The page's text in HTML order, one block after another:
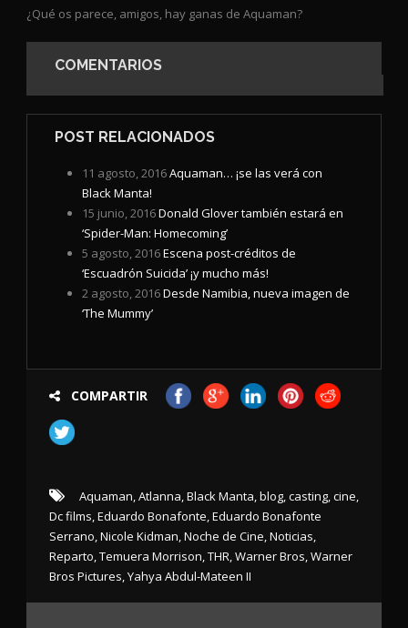
¿Qué os parece, amigos, hay ganas de Aquaman?
COMENTARIOS
POST RELACIONADOS
11 agosto, 2016Aquaman… ¡se las verá con
Black Manta!
15 junio, 2016Donald Glover también estará en
‘Spider-Man: Homecoming’
5 agosto, 2016Escena post-créditos de
‘Escuadrón Suicida’ ¡y mucho más!
2 agosto, 2016Desde Namibia, nueva imagen de
‘The Mummy’
COMPARTIR
Aquaman,Atlanna,Black Manta,blog,casting,cine,
Dc films,Eduardo Bonafonte,Eduardo Bonafonte
Serrano,Nicole Kidman,Noche de Cine,Noticias,
Reparto,Temuera Morrison,THR,Warner Bros,Warner
Bros Pictures,Yahya Abdul-Mateen II